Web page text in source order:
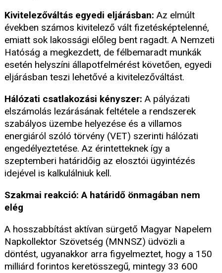
Kivitelezőváltás egyedi eljárásban: Az elmúlt
években számos kivitelező vált fizetésképtelenné,
emiatt sok lakossági előleg bent ragadt. A Nemzeti
Hatóság a megkezdett, de félbemaradt munkák
esetén helyszíni állapotfelmérést követően, egyedi
eljárásban teszi lehetővé a kivitelezőváltást.
Hálózati csatlakozási kényszer: A pályázati
elszámolás lezárásának feltétele a rendszerek
szabályos üzembe helyezése és a villamos
energiáról szóló törvény (VET) szerinti hálózati
engedélyeztetése. Az érintetteknek így a
szeptemberi határidőig az elosztói ügyintézés
idejével is kalkulálniuk kell.
Szakmai reakció: A határidő önmagában nem
elég
A hosszabbítást aktívan sürgető Magyar Napelem
Napkollektor Szövetség (MNNSZ) üdvözli a
döntést, ugyanakkor arra figyelmeztet, hogy a 150
milliárd forintos keretösszegű, mintegy 33 600